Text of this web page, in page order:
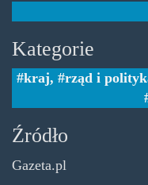
Kategorie
kraj, rząd i
Źródło
Gazeta.pl